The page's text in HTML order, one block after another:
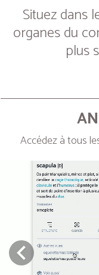
Situez dans
organes du
plus
Accédez à tous